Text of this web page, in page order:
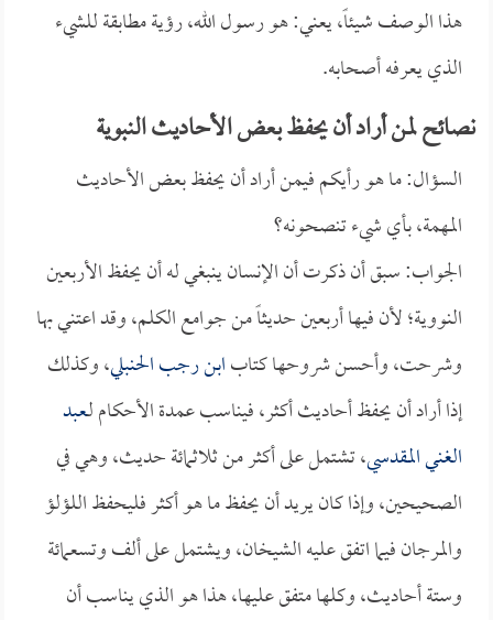
هذا الوصف شيئاً، يعني: هو رسول الله، رؤية مطابقة للشيء
الذي يعرفه أصحابه.
نصائح لمن أراد أن يحفظ بعض الأحاديث النبوية
السؤال: ما هو رأيكم فيمن أراد أن يحفظ بعض الأحاديث
المهمة، بأي شيء تنصحونه؟
الجواب: سبق أن ذكرت أن الإنسان ينبغي له أن يحفظ الأربعين
النووية؛ لأن فيها أربعين حديثاً من جوامع الكلم، وقد اعتني بها
وشرحت، وأحسن شروحها كتابابن رجب الحنبلي، وكذلك
إذا أراد أن يحفظ أحاديث أكثر، فيناسب عمدة الأحكام لـعبد
الغني المقدسي، تشتمل على أكثر من ثلاثمائة حديث، وهي في
الصحيحين، وإذا كان يريد أن يحفظ ما هو أكثر فليحفظ اللؤلؤ
والمرجان فيما اتفق عليه الشيخان، ويشتمل على ألف وتسعمائة
وستة أحاديث، وكلها متفق عليها، هذا هو الذي يناسب أن